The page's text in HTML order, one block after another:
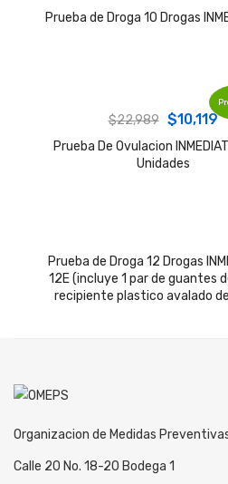
price
Prueba de Droga 10 Drogas
$22,989 Original
price
was:
$10,119
Prueba De Ovulacion
Unidades
Prueba de Droga 12 Drogas
12E (incluye 1 par de guantes
recipiente plastico avalado
Organizacion de Medidas
Calle 20 No. 18-20 Bodega 1